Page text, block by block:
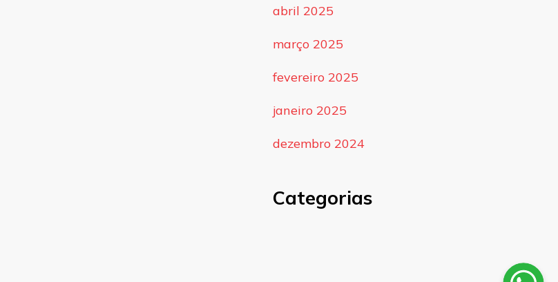
abril 2025
março 2025
fevereiro 2025
janeiro 2025
dezembro 2024
Categorias